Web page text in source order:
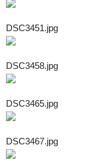
DSC3451.jpg
DSC3458.jpg
DSC3465.jpg
DSC3467.jpg